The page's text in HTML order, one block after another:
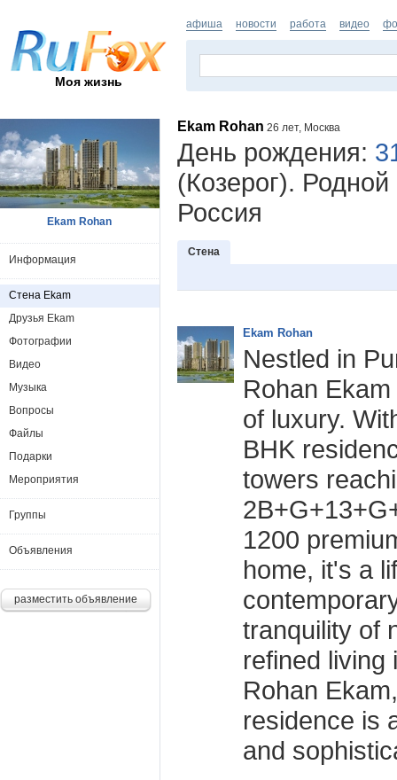
Моя жизнь
афиша новости работа видео
Ekam Rohan 26 лет, Москва
День рождения:
(Козерог).
Россия
Стена
Ekam Rohan
Nestled in
Rohan
of luxury.
BHK
towers
1200
home, it's a
tranquility of
refined living
Rohan
residence is
and
Ekam Rohan
Информация
Стена Ekam
Друзья Ekam
Фотографии
Видео
Музыка
Вопросы
Файлы
Подарки
Мероприятия
Группы
Объявления
разместить объявление